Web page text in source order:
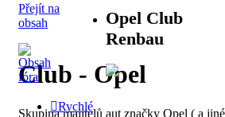
Přejít na
obsah
Club - Opel
Skupina majitelů aut značky Opel ( a jiné
Rychlé
Opel Club
Renbau